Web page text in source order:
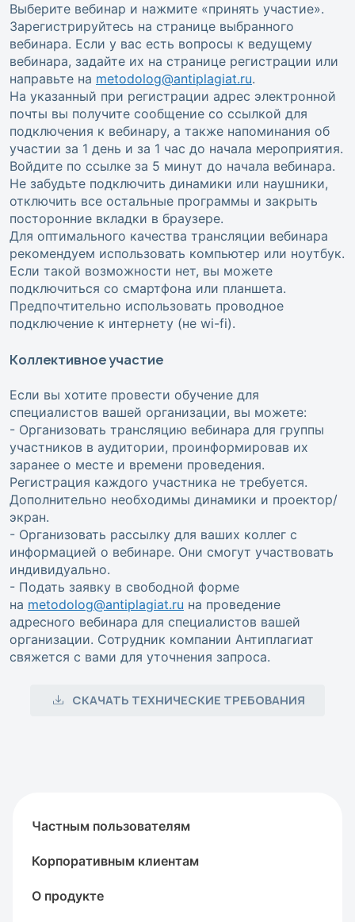
Выберите вебинар и нажмите «принять участие».
Зарегистрируйтесь на странице выбранного
вебинара. Если у вас есть вопросы к ведущему
вебинара, задайте их на странице регистрации или
направьте на metodolog@antiplagiat.ru.
На указанный при регистрации адрес электронной
почты вы получите сообщение со ссылкой для
подключения к вебинару, а также напоминания об
участии за 1 день и за 1 час до начала мероприятия.
Войдите по ссылке за 5 минут до начала вебинара.
Не забудьте подключить динамики или наушники,
отключить все остальные программы и закрыть
посторонние вкладки в браузере.
Для оптимального качества трансляции вебинара
рекомендуем использовать компьютер или ноутбук.
Если такой возможности нет, вы можете
подключиться со смартфона или планшета.
Предпочтительно использовать проводное
подключение к интернету (не wi-fi).
Коллективное участие
Если вы хотите провести обучение для
специалистов вашей организации, вы можете:
- Организовать трансляцию вебинара для группы
участников в аудитории, проинформировав их
заранее о месте и времени проведения.
Регистрация каждого участника не требуется.
Дополнительно необходимы динамики и проектор/
экран.
- Организовать рассылку для ваших коллег с
информацией о вебинаре. Они смогут участвовать
индивидуально.
- Подать заявку в свободной форме
на metodolog@antiplagiat.ru на проведение
адресного вебинара для специалистов вашей
организации. Сотрудник компании Антиплагиат
свяжется с вами для уточнения запроса.
СКАЧАТЬ ТЕХНИЧЕСКИЕ ТРЕБОВАНИЯ
Частным пользователям
Корпоративным клиентам
О продукте